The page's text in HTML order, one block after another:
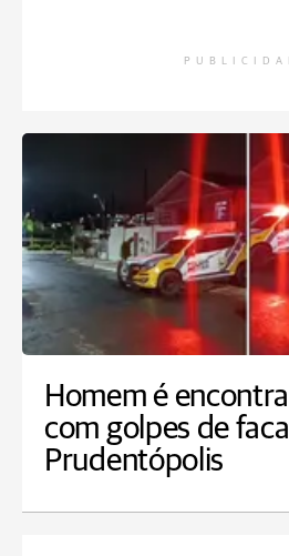
Homem é
com golpes de
Prudentópolis